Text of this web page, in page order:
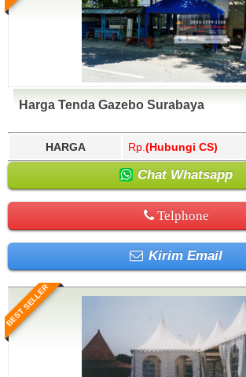
Harga Tenda Gazebo Surabaya
HARGA Rp. (Hubungi CS)
Chat Whatsapp
Telphone
Kirim Email
BEST SELLER